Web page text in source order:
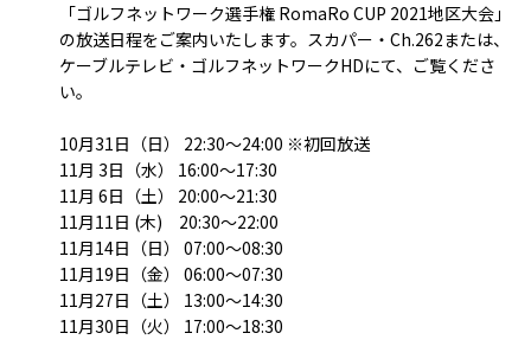
「ゴルフネットワーク選手権 RomaRo CUP 2021地区大会」
の放送日程をご案内いたします。スカパー・Ch.262または、
ケーブルテレビ・ゴルフネットワークHDにて、ご覧くださ
い。
10月31日（日） 22:30～24:00 ※初回放送
11月 3日（水） 16:00～17:30
11月 6日（土） 20:00～21:30
11月11日 (木) 20:30～22:00
11月14日（日） 07:00～08:30
11月19日（金） 06:00～07:30
11月27日（土） 13:00～14:30
11月30日（火） 17:00～18:30